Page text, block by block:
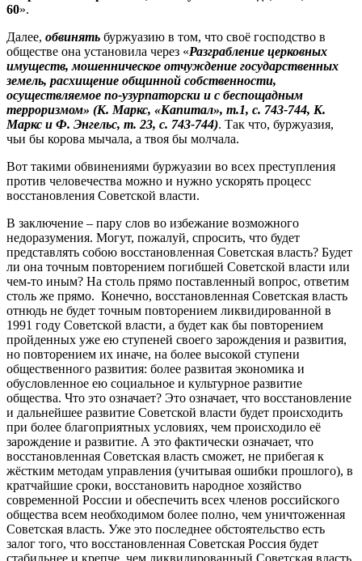
60».
Далее, обвинять буржуазию в том, что своё господство в
обществе она установила через «Разграбление церковных
имуществ, мошенническое отчуждение государственных
земель, расхищение общинной собственности,
осуществляемое по-узурпаторски и с беспощадным
терроризмом» (К. Маркс, «Капитал», т.1, с. 743-744, К.
Маркс и Ф. Энгельс, т. 23, с. 743-744). Так что, буржуазия,
чьи бы корова мычала, а твоя бы молчала.
Вот такими обвинениями буржуазии во всех преступления
против человечества можно и нужно ускорять процесс
восстановления Советской власти.
В заключение – пару слов во избежание возможного
недоразумения. Могут, пожалуй, спросить, что будет
представлять собою восстановленная Советская власть? Будет
ли она точным повторением погибшей Советской власти или
чем-то иным? На столь прямо поставленный вопрос, ответим
столь же прямо. Конечно, восстановленная Советская власть
отнюдь не будет точным повторением ликвидированной в
1991 году Советской власти, а будет как бы повторением
пройденных уже ею ступеней своего зарождения и развития,
но повторением их иначе, на более высокой ступени
общественного развития: более развитая экономика и
обусловленное ею социальное и культурное развитие
общества. Что это означает? Это означает, что восстановление
и дальнейшее развитие Советской власти будет происходить
при более благоприятных условиях, чем происходило её
зарождение и развитие. А это фактически означает, что
восстановленная Советская власть сможет, не прибегая к
жёстким методам управления (учитывая ошибки прошлого), в
кратчайшие сроки, восстановить народное хозяйство
современной России и обеспечить всех членов российского
общества всем необходимом более полно, чем уничтоженная
Советская власть. Уже это последнее обстоятельство есть
залог того, что восстановленная Советская Россия будет
стабильнее и крепче, чем ликвидированный Советская власть.